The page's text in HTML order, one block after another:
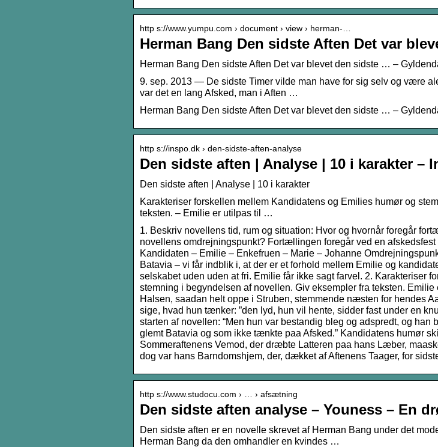
http s://www.yumpu.com › document › view › herman-…
Herman Bang Den sidste Aften Det var
Herman Bang Den sidste Aften Det var blevet den sidste … –
9. sep. 2013 — De sidste Timer vilde man have for sig selv og være
var det en lang Afsked, man i Aften …
Herman Bang Den sidste Aften Det var blevet den sidste … –
http s://inspo.dk › den-sidste-aften-analyse
Den sidste aften | Analyse | 10 i karakter –
Den sidste aften | Analyse | 10 i karakter
Karakteriser forskellen mellem Kandidatens og Emilies humør og
teksten. – Emilie er utilpas til …
1. Beskriv novellens tid, rum og situation: Hvor og hvornår foregår
novellens omdrejningspunkt? Fortællingen foregår ved en
Kandidaten – Emilie – Enkefruen – Marie – Johanne
Batavia – vi får indblik i, at der er et forhold mellem Emilie og
selskabet uden uden at fri. Emilie får ikke sagt farvel. 2. Karakteriser
stemning i begyndelsen af novellen. Giv eksempler fra teksten.
Halsen, saadan helt oppe i Struben, stemmende næsten for hendes
sige, hvad hun tænker: ”den lyd, hun vil hente, sidder fast under en
starten af novellen: “Men hun var bestandig bleg og adspredt, og
glemt Batavia og som ikke tænkte paa Afsked.” Kandidatens humør
Sommeraftenens Vemod, der dræbte Latteren paa hans Læber,
dog var hans Barndomshjem, der, dækket af Aftenens Taager, for
http s://www.studocu.com › … › afsætning
Den sidste aften analyse – Youness – En
Den sidste aften er en novelle skrevet af Herman Bang under det
Herman Bang da den omhandler en kvindes …